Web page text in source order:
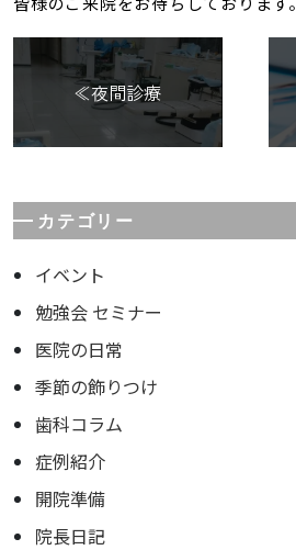
≪夜間診療
カテゴリー
イベント
勉強会 セミナー
医院の日常
季節の飾りつけ
歯科コラム
症例紹介
開院準備
院長日記